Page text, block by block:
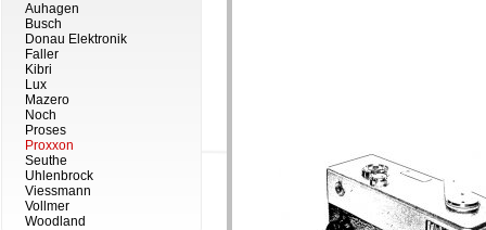
Auhagen
Busch
Donau Elektronik
Faller
Kibri
Lux
Mazero
Noch
Proses
Proxxon
Seuthe
Uhlenbrock
Viessmann
Vollmer
Woodland